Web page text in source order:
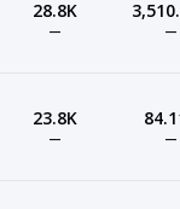
28.8K
— —
23.8K
— —